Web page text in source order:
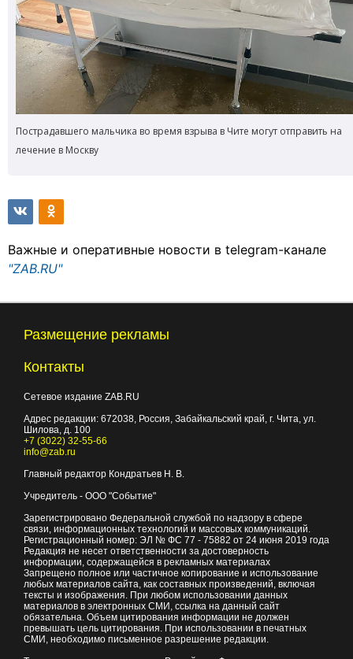
Пострадавшего мальчика во время взрыва в Чите могут отправить на
лечение в Москву
Важные и оперативные новости в telegram-канале
"ZAB.RU"
Размещение рекламы
Контакты
Сетевое издание ZAB.RU
Адрес редакции: 672038, Россия, Забайкальский край, г. Чита, ул.
Шилова, д. 100
+7 (3022) 32-55-66
info@zab.ru
Главный редактор Кондратьев Н. В.
Учредитель - ООО "Событие"
Зарегистрировано Федеральной службой по надзору в сфере
связи, информационных технологий и массовых коммуникаций.
Регистрационный номер: ЭЛ № ФС 77 - 75882 от 24 июня 2019 года
Редакция не несет ответственности за достоверность
информации, содержащейся в рекламных материалах
Запрещено полное или частичное копирование и использование
любых материалов сайта, как составных произведений, включая
тексты и изображения. При любом использовании данных
материалов в электронных СМИ, ссылка на данный сайт
обязательна. Объем цитирования информации не должен
превышать цель цитирования. При использовании в печатных
СМИ, необходимо письменное разрешение редакции.